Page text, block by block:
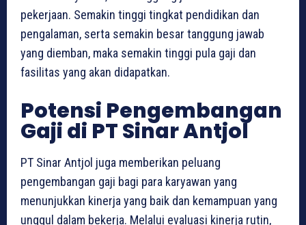
pekerjaan. Semakin tinggi tingkat pendidikan dan
pengalaman, serta semakin besar tanggung jawab
yang diemban, maka semakin tinggi pula gaji dan
fasilitas yang akan didapatkan.
Potensi Pengembangan
Gaji di PT Sinar Antjol
PT Sinar Antjol juga memberikan peluang
pengembangan gaji bagi para karyawan yang
menunjukkan kinerja yang baik dan kemampuan yang
unggul dalam bekerja. Melalui evaluasi kinerja rutin,